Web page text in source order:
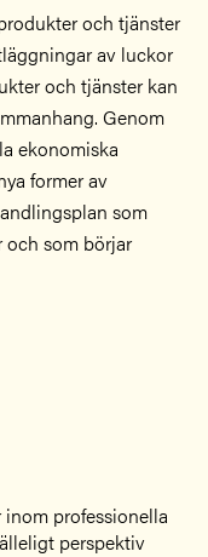
och tjänster
av luckor
och tjänster kan
Genom
ekonomiska
former av
som
och som börjar
professionella
perspektiv